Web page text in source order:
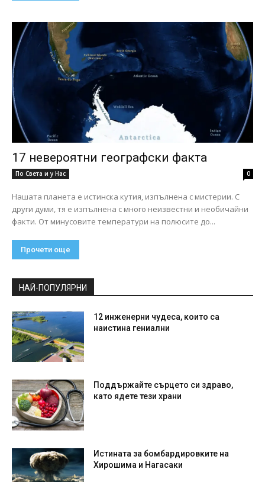
17 невероятни географски факта
По Света и у Нас 0
Нашата планета е истинска кутия, изпълнена с мистерии. С
други думи, тя е изпълнена с много неизвестни и необичайни
факти. От минусовите температури на полюсите до...
Прочети още
НАЙ-ПОПУЛЯРНИ
12 инженерни чудеса, които са
наистина гениални
Поддържайте сърцето си здраво,
като ядете тези храни
Истината за бомбардировките на
Хирошима и Нагасаки